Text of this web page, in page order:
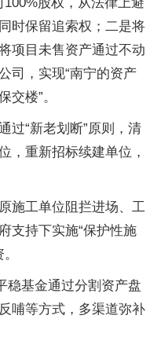
时保留追索权；二是将
项目未售资产通过不动
司，实现“南宁的资产
交楼”。
过“新老划断”原则，清
，重新招标续建单位，
施工单位阻拦进场、工
支持下实施“保护性施
稳基金通过分割资产盘
哺等方式，多渠道弥补